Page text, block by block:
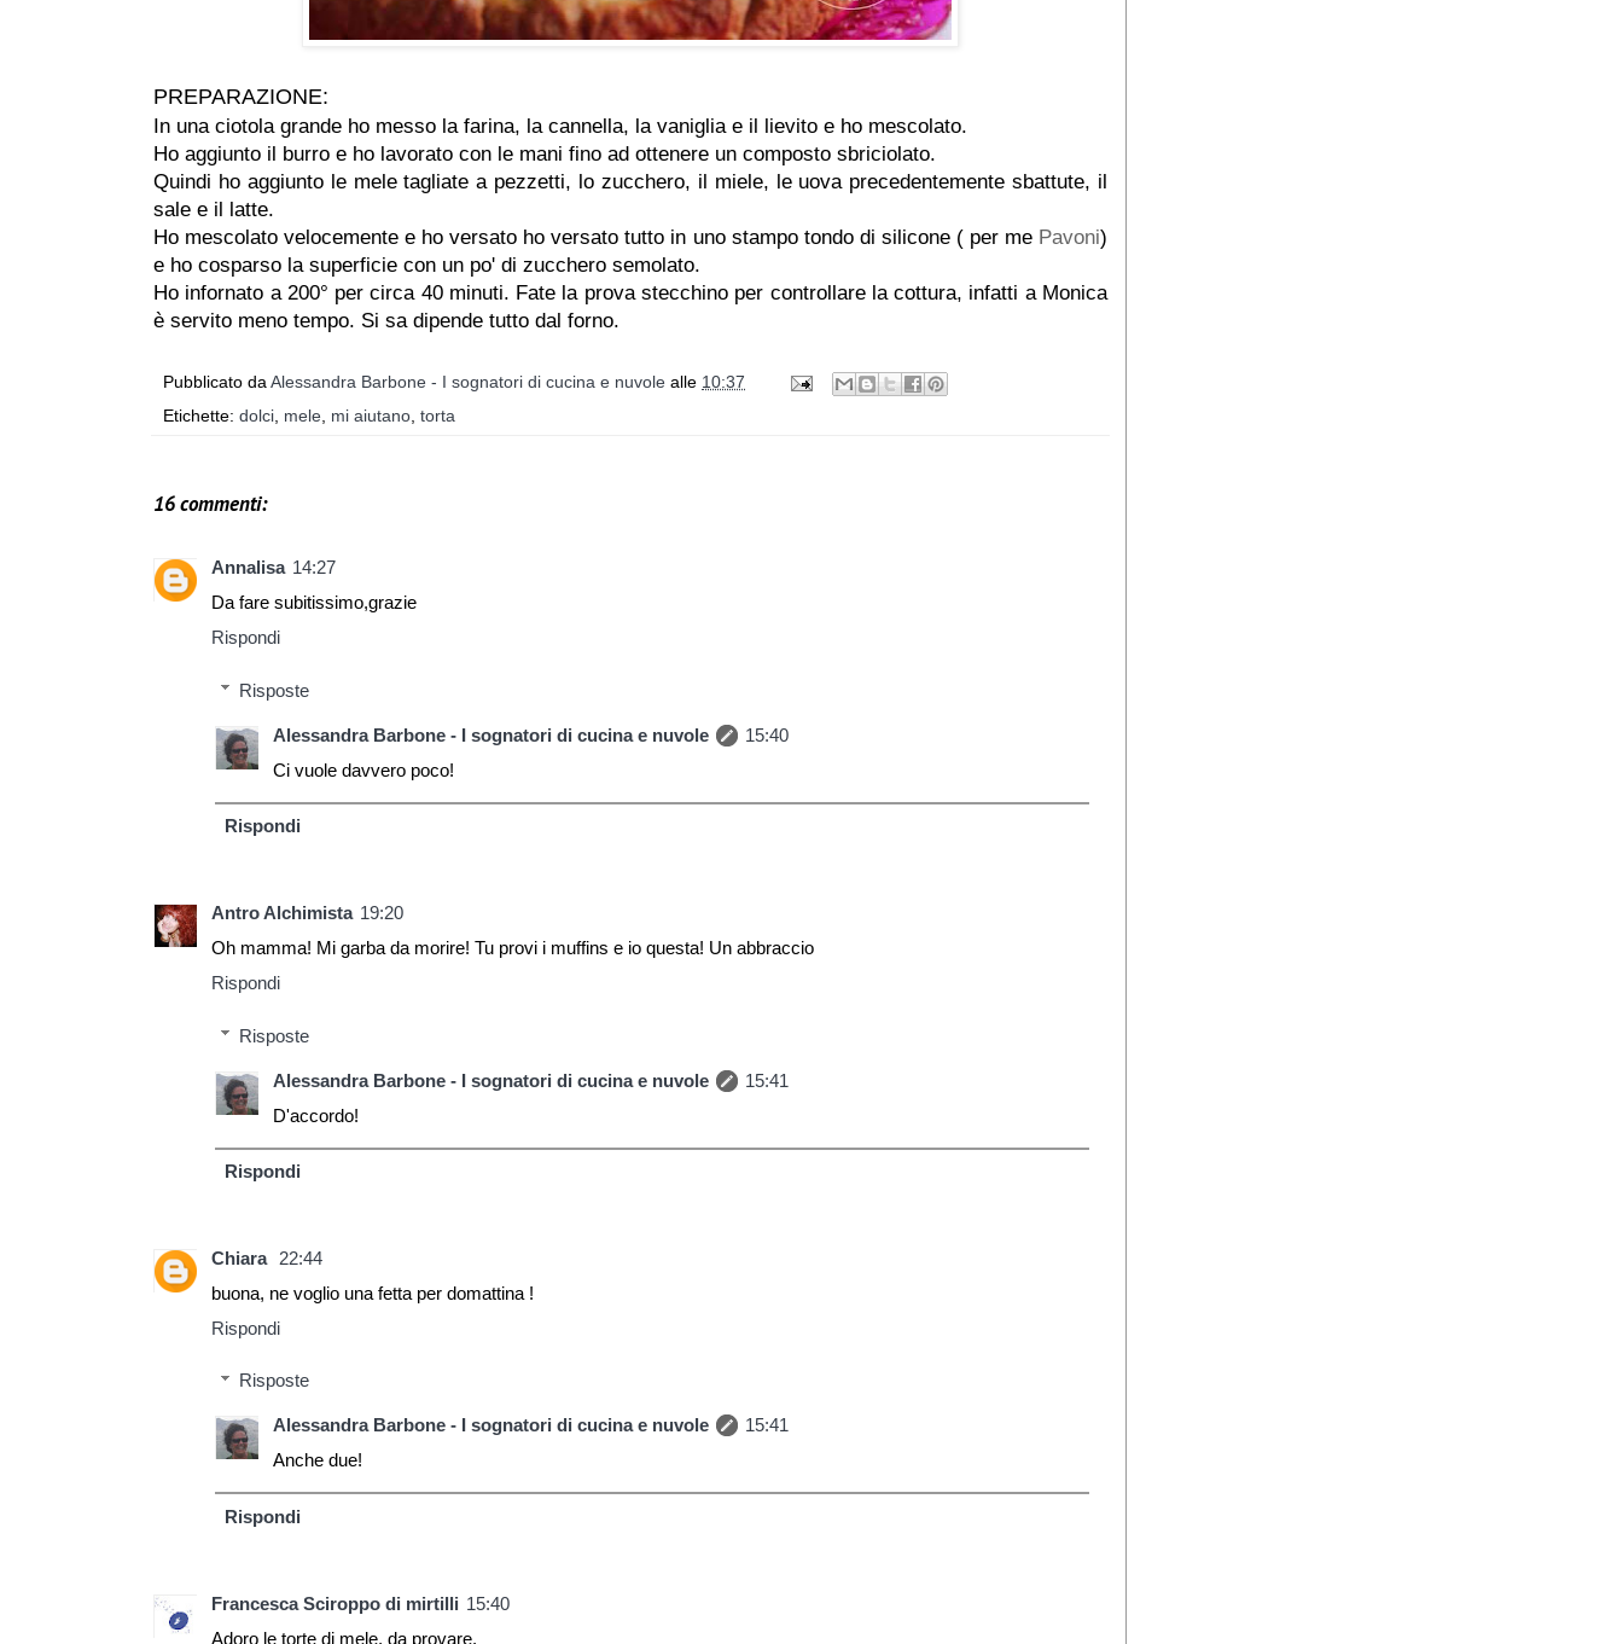
PREPARAZIONE:
In una ciotola grande ho messo la farina, la cannella, la vaniglia e il lievito e ho mescolato.
Ho aggiunto il burro e ho lavorato con le mani fino ad ottenere un composto sbriciolato.
Quindi ho aggiunto le mele tagliate a pezzetti, lo zucchero, il miele, le uova precedentemente sbattute, il
sale e il latte.
Ho mescolato velocemente e ho versato ho versato tutto in uno stampo tondo di silicone ( per me Pavoni)
e ho cosparso la superficie con un po' di zucchero semolato.
Ho infornato a 200° per circa 40 minuti. Fate la prova stecchino per controllare la cottura, infatti a Monica
è servito meno tempo. Si sa dipende tutto dal forno.
Pubblicato da Alessandra Barbone - I sognatori di cucina e nuvole alle 10:37
Etichette: dolci, mele, mi aiutano, torta
16 commenti:
Annalisa 14:27
Da fare subitissimo,grazie
Rispondi
Risposte
Alessandra Barbone - I sognatori di cucina e nuvole
15:40
Ci vuole davvero poco!
Rispondi
Antro Alchimista 19:20
Oh mamma! Mi garba da morire! Tu provi i muffins e io questa! Un abbraccio
Rispondi
Risposte
Alessandra Barbone - I sognatori di cucina e nuvole
15:41
D'accordo!
Rispondi
Chiara 22:44
buona, ne voglio una fetta per domattina !
Rispondi
Risposte
Alessandra Barbone - I sognatori di cucina e nuvole
15:41
Anche due!
Rispondi
Francesca Sciroppo di mirtilli 15:40
Adoro le torte di mele, da provare.